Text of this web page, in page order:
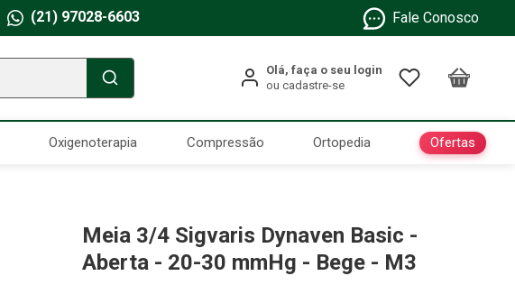
(21) 97028-6603 Fale Conosco
Oxigenoterapia Compressão Ortopedia Ofertas
Meia 3/4 Sigvaris Dynaven Basic -
Aberta - 20-30 mmHg - Bege - M3